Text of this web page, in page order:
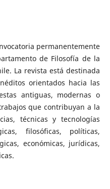
permanentemente
de Filosofía de la
La revista está destinada
orientados hacia las
antiguas, modernas o
que contribuyan a la
técnicas y tecnologías
filosóficas, políticas,
económicas, jurídicas,